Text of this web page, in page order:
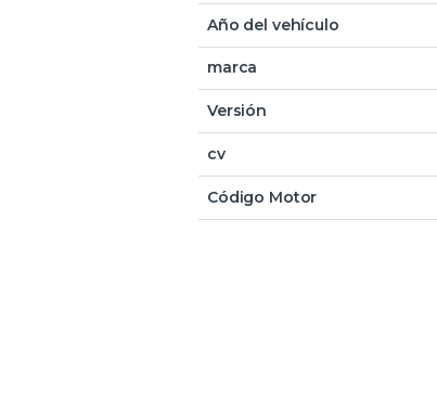
Año del vehículo
marca
Versión
cv
Código Motor